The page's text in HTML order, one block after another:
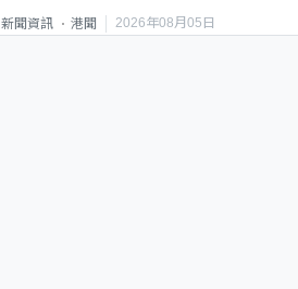
新聞資訊 港聞 2026年08月05日